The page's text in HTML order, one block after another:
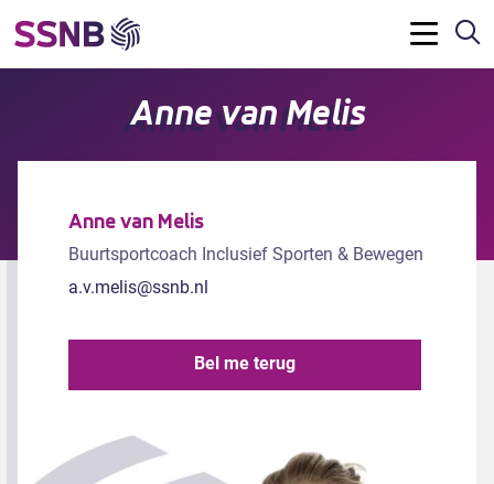
Anne van Melis
Anne van Melis
Buurtsportcoach Inclusief Sporten & Bewegen
a.v.melis@ssnb.nl
Bel me terug